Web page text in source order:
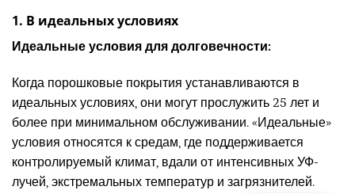
1. В идеальных условиях
Идеальные условия для долговечности:
Когда порошковые покрытия устанавливаются в
идеальных условиях, они могут прослужить 25 лет и
более при минимальном обслуживании. «Идеальные»
условия относятся к средам, где поддерживается
контролируемый климат, вдали от интенсивных УФ-
лучей, экстремальных температур и загрязнителей.